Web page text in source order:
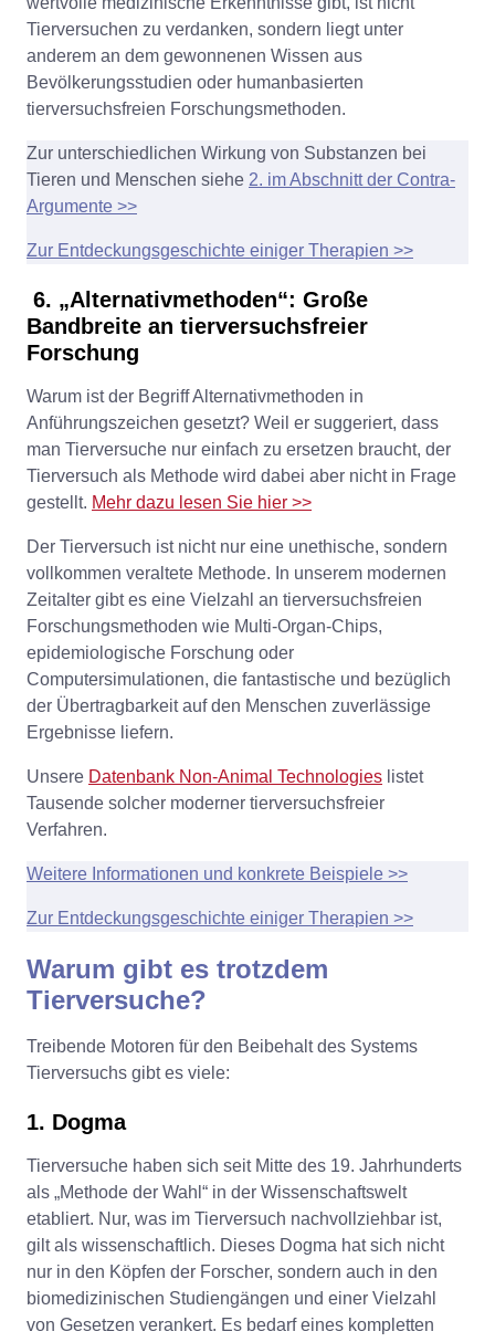
Tierversuchen zu verdanken, sondern liegt unter
anderem an dem gewonnenen Wissen aus
Bevölkerungsstudien oder humanbasierten
tierversuchsfreien Forschungsmethoden.
Zur unterschiedlichen Wirkung von Substanzen bei
Tieren und Menschen siehe 2. im Abschnitt der Contra-
Argumente >>
Zur Entdeckungsgeschichte einiger Therapien >>
6. „Alternativmethoden“: Große
Bandbreite an tierversuchsfreier
Forschung
Warum ist der Begriff Alternativmethoden in
Anführungszeichen gesetzt? Weil er suggeriert, dass
man Tierversuche nur einfach zu ersetzen braucht, der
Tierversuch als Methode wird dabei aber nicht in Frage
gestellt. Mehr dazu lesen Sie hier >>
Der Tierversuch ist nicht nur eine unethische, sondern
vollkommen veraltete Methode. In unserem modernen
Zeitalter gibt es eine Vielzahl an tierversuchsfreien
Forschungsmethoden wie Multi-Organ-Chips,
epidemiologische Forschung oder
Computersimulationen, die fantastische und bezüglich
der Übertragbarkeit auf den Menschen zuverlässige
Ergebnisse liefern.
Unsere Datenbank Non-Animal Technologies listet
Tausende solcher moderner tierversuchsfreier
Verfahren.
Weitere Informationen und konkrete Beispiele >>
Zur Entdeckungsgeschichte einiger Therapien >>
Warum gibt es trotzdem
Tierversuche?
Treibende Motoren für den Beibehalt des Systems
Tierversuchs gibt es viele:
1. Dogma
Tierversuche haben sich seit Mitte des 19. Jahrhunderts
als „Methode der Wahl“ in der Wissenschaftswelt
etabliert. Nur, was im Tierversuch nachvollziehbar ist,
gilt als wissenschaftlich. Dieses Dogma hat sich nicht
nur in den Köpfen der Forscher, sondern auch in den
biomedizinischen Studiengängen und einer Vielzahl
von Gesetzen verankert. Es bedarf eines kompletten